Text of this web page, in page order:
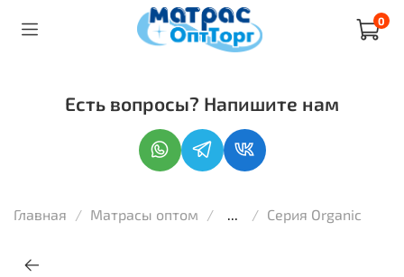
0
Главная Матрасы оптом Серия Organic
Есть вопросы? Напишите нам